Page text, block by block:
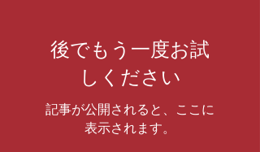
後でもう一度お試
しください
記事が公開されると、ここに
表示されます。